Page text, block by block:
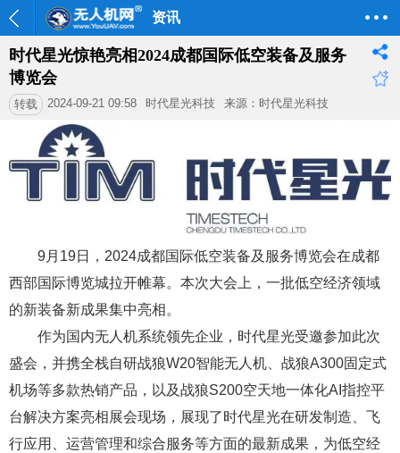
资讯
时代星光惊艳亮相2024成都国际低空装备及服务
博览会
转载 2024-09-21 09:58 时代星光科技 来源：时代星光科技
9月19日，2024成都国际低空装备及服务博览会在成都
西部国际博览城拉开帷幕。本次大会上，一批低空经济领域
的新装备新成果集中亮相。
作为国内无人机系统领先企业，时代星光受邀参加此次
盛会，并携全栈自研战狼W20智能无人机、战狼A300固定式
机场等多款热销产品，以及战狼S200空天地一体化AI指控平
台解决方案亮相展会现场，展现了时代星光在研发制造、飞
行应用、运营管理和综合服务等方面的最新成果，为低空经